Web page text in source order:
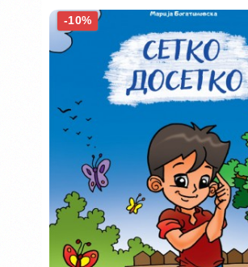
Во кошничка
Додај во желби
Додај за споредба
-10%